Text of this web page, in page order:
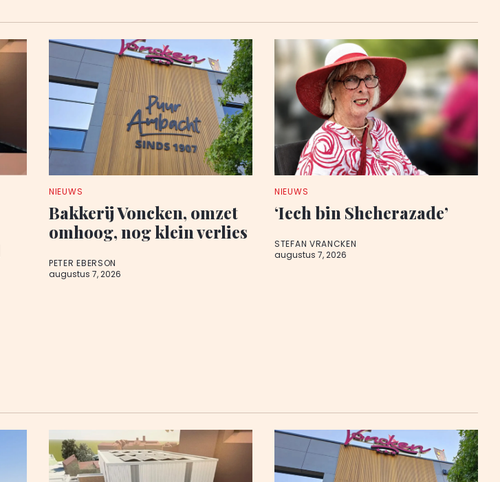
NIEUWS
Bakkerij Voncken, omzet
omhoog, nog klein verlies
PETER EBERSON
augustus 7, 2026
NIEUWS
‘Iech bin Sheherazade’
STEFAN VRANCKEN
augustus 7, 2026